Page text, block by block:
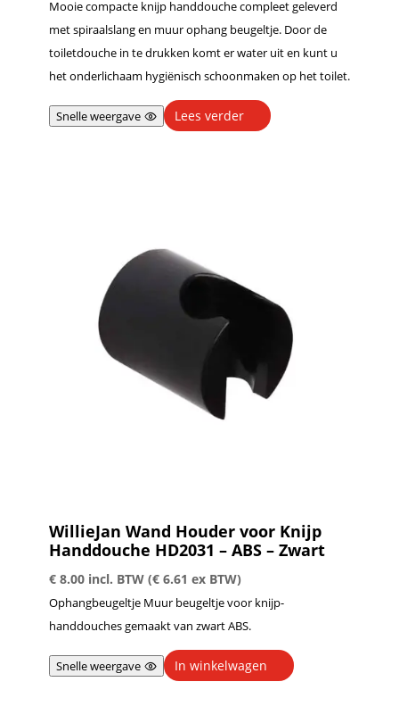
Mooie compacte knijp handdouche compleet geleverd
met spiraalslang en muur ophang beugeltje. Door de
toiletdouche in te drukken komt er water uit en kunt u
het onderlichaam hygiënisch schoonmaken op het toilet.
Snelle weergave Lees verder
WillieJan Wand Houder voor Knijp
Handdouche HD2031 – ABS – Zwart
€8.00 incl. BTW (€6.61 ex BTW)
Ophangbeugeltje Muur beugeltje voor knijp-
handdouches gemaakt van zwart ABS.
Snelle weergave In winkelwagen